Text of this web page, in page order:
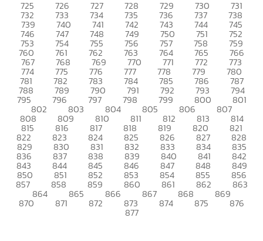
725 726 727 728 729 730 731
732 733 734 735 736 737 738
739 740 741 742 743 744 745
746 747 748 749 750 751 752
753 754 755 756 757 758 759
760 761 762 763 764 765 766
767 768 769 770 771 772 773
774 775 776 777 778 779 780
781 782 783 784 785 786 787
788 789 790 791 792 793 794
795 796 797 798 799 800 801
802 803 804 805 806 807
808 809 810 811 812 813 814
815 816 817 818 819 820 821
822 823 824 825 826 827 828
829 830 831 832 833 834 835
836 837 838 839 840 841 842
843 844 845 846 847 848 849
850 851 852 853 854 855 856
857 858 859 860 861 862 863
864 865 866 867 868 869
870 871 872 873 874 875 876
877